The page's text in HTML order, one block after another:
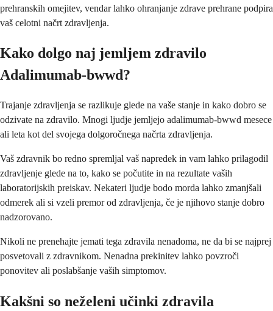
prehranskih omejitev, vendar lahko ohranjanje zdrave prehrane podpira
vaš celotni načrt zdravljenja.
Kako dolgo naj jemljem zdravilo
Adalimumab-bwwd?
Trajanje zdravljenja se razlikuje glede na vaše stanje in kako dobro se
odzivate na zdravilo. Mnogi ljudje jemljejo adalimumab-bwwd mesece
ali leta kot del svojega dolgoročnega načrta zdravljenja.
Vaš zdravnik bo redno spremljal vaš napredek in vam lahko prilagodil
zdravljenje glede na to, kako se počutite in na rezultate vaših
laboratorijskih preiskav. Nekateri ljudje bodo morda lahko zmanjšali
odmerek ali si vzeli premor od zdravljenja, če je njihovo stanje dobro
nadzorovano.
Nikoli ne prenehajte jemati tega zdravila nenadoma, ne da bi se najprej
posvetovali z zdravnikom. Nenadna prekinitev lahko povzroči
ponovitev ali poslabšanje vaših simptomov.
Kakšni so neželeni učinki zdravila